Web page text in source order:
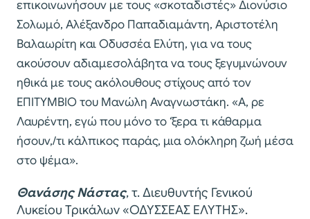
επικοινωνήσουν με τους «σκοταδιστές» Διονύσιο
Σολωμό, Αλέξανδρο Παπαδιαμάντη, Αριστοτέλη
Βαλαωρίτη και Οδυσσέα Ελύτη, για να τους
ακούσουν αδιαμεσολάβητα να τους ξεγυμνώνουν
ηθικά με τους ακόλουθους στίχους από τον
ΕΠΙΤΥΜΒΙΟ του Μανώλη Αναγνωστάκη. «Α, ρε
Λαυρέντη, εγώ που μόνο το ‘ξερα τι κάθαρμα
ήσουν,/τι κάλπικος παράς, μια ολόκληρη ζωή μέσα
στο ψέμα».
Θανάσης Νάστας, τ. Διευθυντής Γενικού
Λυκείου Τρικάλων «ΟΔΥΣΣΕΑΣ ΕΛΥΤΗΣ».